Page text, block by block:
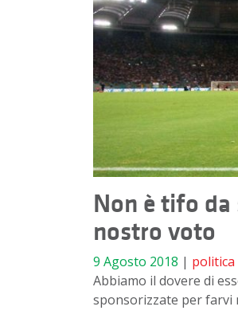
Non è tifo
nostro voto
9 Agosto 2018 | politica
Abbiamo il dovere di
sponsorizzate per farvi